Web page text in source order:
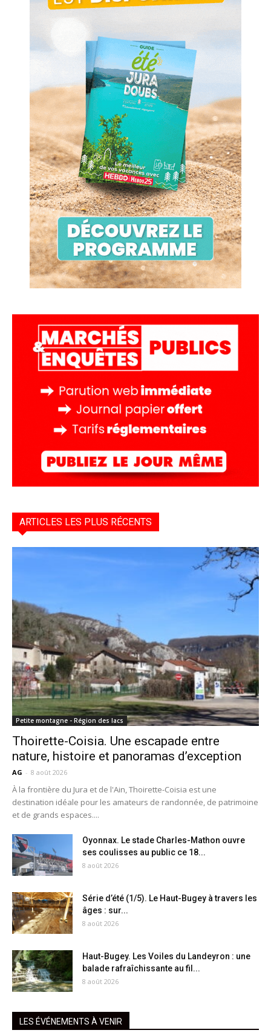
ARTICLES LES PLUS RÉCENTS
Petite montagne - Région des lacs
Thoirette-Coisia. Une escapade entre
nature, histoire et panoramas d’exception
AG - 8 août 2026
À la frontière du Jura et de l'Ain, Thoirette-Coisia est une
destination idéale pour les amateurs de randonnée, de patrimoine
et de grands espaces....
Oyonnax. Le stade Charles-Mathon ouvre
ses coulisses au public ce 18...
8 août 2026
Série d’été (1/5). Le Haut-Bugey à travers les
âges : sur...
8 août 2026
Haut-Bugey. Les Voiles du Landeyron : une
balade rafraîchissante au fil...
8 août 2026
LES ÉVÉNEMENTS À VENIR